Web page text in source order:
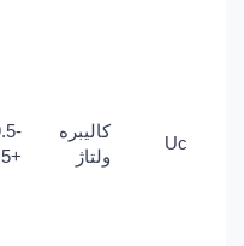
Uc
کالیبره
ولتاژ
+9.5درصد